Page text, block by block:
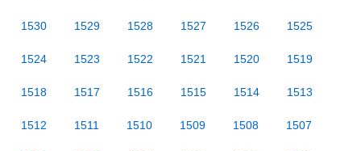
1530 1529 1528 1527 1526 1525
1524 1523 1522 1521 1520 1519
1518 1517 1516 1515 1514 1513
1512 1511 1510 1509 1508 1507